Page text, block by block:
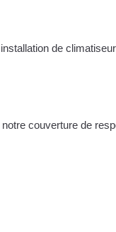
de
couverture de